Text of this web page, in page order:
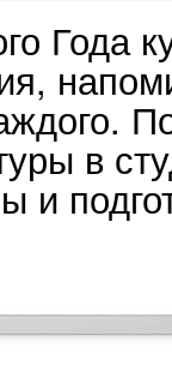
Года
в
и